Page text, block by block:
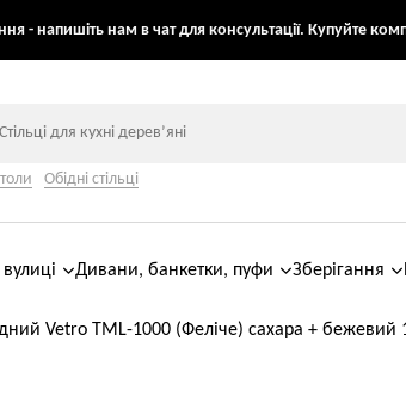
- напишіть нам в чат для консультації. Купуйте
Обідні стільці
Дивани, банкетки, пуфи Зберігання
Vetro ТМL-1000 (Феліче) сахара + бежевий